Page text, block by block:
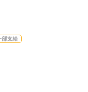
部支給